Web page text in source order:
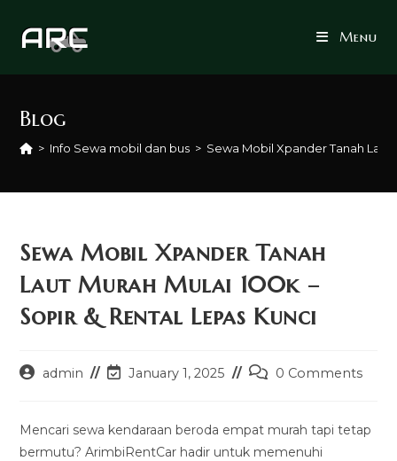
Menu
Blog
> Info Sewa mobil dan bus > Sewa Mobil Xpander Tanah Laut
Sewa Mobil Xpander Tanah
Laut Murah Mulai 100k –
Sopir & Rental Lepas Kunci
Postadmin
PostJanuary 1, 2025
Post0 Comments
Mencari sewa kendaraan beroda empat murah tapi tetap
bermutu? ArimbiRentCar hadir untuk memenuhi